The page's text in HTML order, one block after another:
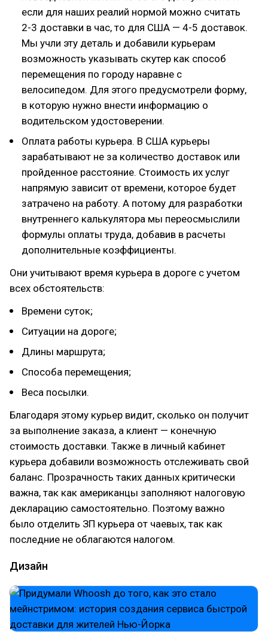
если для наших реалий нормой можно считать
2-3 доставки в час, то для США — 4-5 доставок.
Мы учли эту деталь и добавили курьерам
возможность указывать скутер как способ
перемещения по городу наравне с
велосипедом. Для этого предусмотрели форму,
в которую нужно внести информацию о
водительском удостоверении.
Оплата работы курьера. В США курьеры
зарабатывают не за количество доставок или
пройденное расстояние. Стоимость их услуг
напрямую зависит от времени, которое будет
затрачено на работу. А потому для разработки
внутреннего калькулятора мы переосмыслили
формулы оплаты труда, добавив в расчеты
дополнительные коэффициенты.
Они учитывают время курьера в дороге с учетом
всех обстоятельств:
Времени суток;
Ситуации на дороге;
Длины маршрута;
Способа перемещения;
Веса посылки.
Благодаря этому курьер видит, сколько он получит
за выполнение заказа, а клиент — конечную
стоимость доставки. Также в личный кабинет
курьера добавили возможность отслеживать свой
баланс. Прозрачность таких данных критически
важна, так как американцы заполняют налоговую
декларацию самостоятельно. Поэтому важно
было отделить ЗП курьера от чаевых, так как
последние не облагаются налогом.
Дизайн